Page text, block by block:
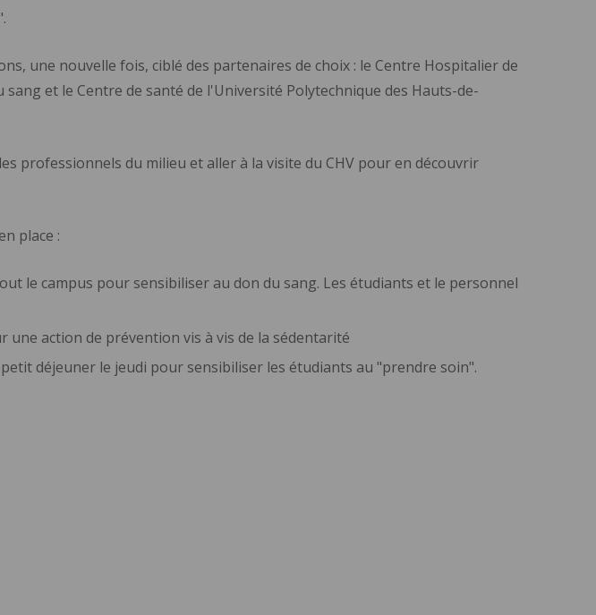
une nouvelle fois, ciblé des partenaires de choix : le Centre Hospitalier de
et le Centre de santé de l'Université Polytechnique des Hauts-de-
professionnels du milieu et aller à la visite du CHV pour en découvrir
place :
le campus pour sensibiliser au don du sang. Les étudiants et le personnel
une action de prévention vis à vis de la sédentarité
déjeuner le jeudi pour sensibiliser les étudiants au "prendre soin".